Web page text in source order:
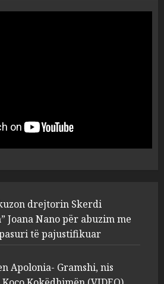
“bosen” Joana Nano për
abuzim me fondet publike dhe
pasuri të pajustifikuar
Apolonia- Gramshi, nis
procedim penal për Koço
Kokëdhimën (VIDEO)
MARCH 27, 2025
drejtorin Skerdi
Joana Nano për abuzim me
të pajustifikuar
Apolonia- Gramshi, nis